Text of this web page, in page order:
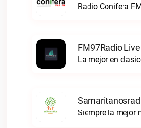
Radio Conifera
FM97Radio Live
La mejor en
Siempre la mejor